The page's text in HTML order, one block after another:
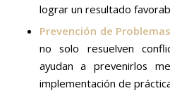
lograr un resultado
Prevención de
no solo resuelven
ayudan a prevenirlos
implementación de